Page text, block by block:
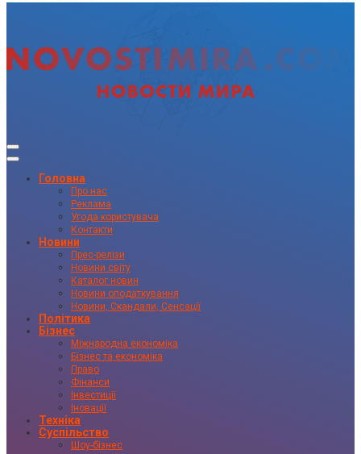
Головна
Про нас
Реклама
Угода користувача
Контакти
Новини
Прес-релізи
Новини світу
Каталог новин
Новини оподаткування
Новини, Скандали, Сенсації
Політика
Бізнес
Міжнародна економіка
Бізнес та економіка
Право
Фінанси
Інвестиції
Іновації
Техніка
Суспільство
Шоу-бізнес